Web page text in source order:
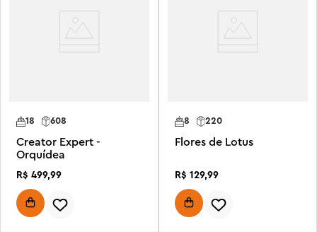
18 608
Creator Expert -
Orquídea
R$ 499,99
220
8
Flores de Lotus
R$ 129,99